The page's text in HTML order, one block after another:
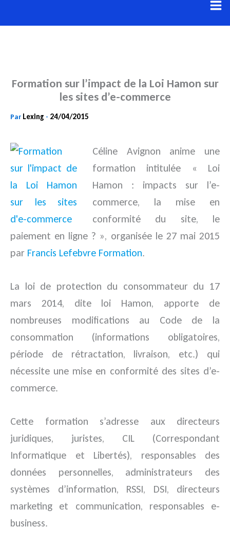
au
Formation sur l’impact de la Loi Hamon sur
les sites d’e-commerce
Par Lexing - 24/04/2015
Céline Avignon anime une
formation intitulée « Loi
Hamon : impacts sur l’e-
commerce, la mise en
conformité du site, le
paiement en ligne ? », organisée le 27 mai 2015
par Francis Lefebvre Formation.
La loi de protection du consommateur du 17
mars 2014, dite loi Hamon, apporte de
nombreuses modifications au Code de la
consommation (informations obligatoires,
période de rétractation, livraison, etc.) qui
nécessite une mise en conformité des sites d’e-
commerce.
Cette formation s’adresse aux directeurs
juridiques, juristes, CIL (Correspondant
Informatique et Libertés), responsables des
données personnelles, administrateurs des
systèmes d’information, RSSI, DSI, directeurs
marketing et communication, responsables e-
business.